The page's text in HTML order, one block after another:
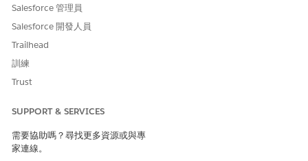
Salesforce 管理員
Salesforce 開發人員
Trailhead
訓練
Trust
SUPPORT & SERVICES
需要協助嗎？尋找更多資源或與專
家連線。